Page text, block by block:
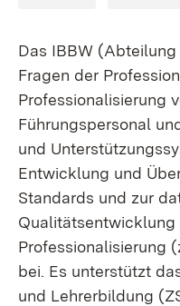
Das IBBW
Fragen der
Professionalisierung
Führungspersonal
und
Entwicklung und
Standards und zur
Qualitätsentwicklung
Professionalisierung
bei. Es unterstützt
und Lehrerbildung